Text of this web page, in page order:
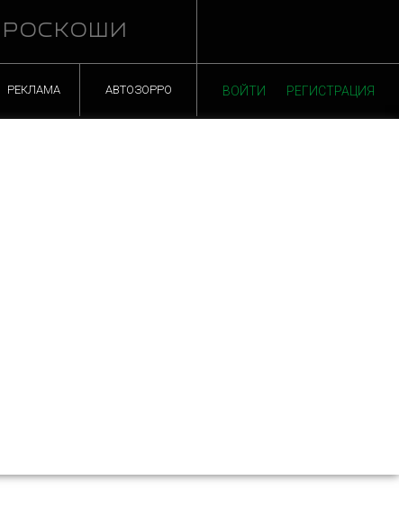
РОСКОШИ
РЕКЛАМА АВТОЗОРРО ВОЙТИ РЕГИСТРАЦИЯ